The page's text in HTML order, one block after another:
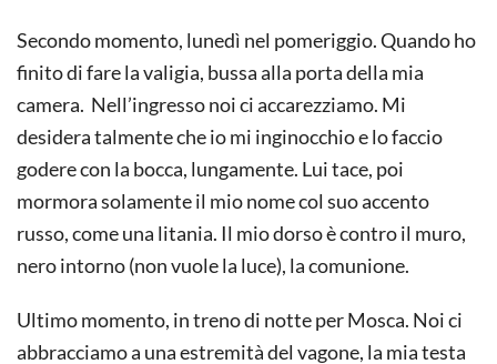
Secondo momento, lunedì nel pomeriggio. Quando ho
finito di fare la valigia, bussa alla porta della mia
camera. Nell’ingresso noi ci accarezziamo. Mi
desidera talmente che io mi inginocchio e lo faccio
godere con la bocca, lungamente. Lui tace, poi
mormora solamente il mio nome col suo accento
russo, come una litania. Il mio dorso è contro il muro,
nero intorno (non vuole la luce), la comunione.
Ultimo momento, in treno di notte per Mosca. Noi ci
abbracciamo a una estremità del vagone, la mia testa